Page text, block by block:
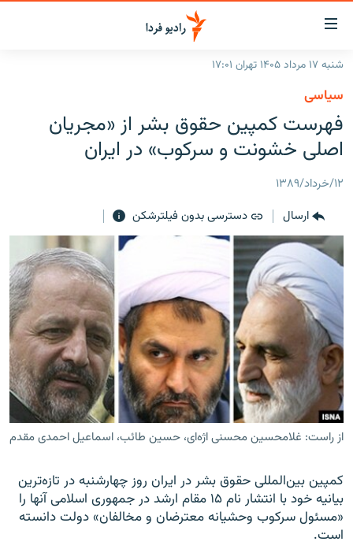
لینک‌های
قابلیت
دسترسی
بازگشت
منوی
اصلی
رفتن
صفحه
جستجو
ایران
جهان
برنامه‌های رادیویی
فرکانس‌ها
پادکست
چندرسانه‌ای
گزارش‌های تصویری
گزارش‌های ویدئویی
زنان فردا
English
به ما بپیوندید
زبان‌های دیگر
شنبه ۱۷ مرداد ۱۴۰۵ تهران ۱۷:۰۱
سیاسی
فهرست کمپین حقوق بشر از «مجریان
اصلی خشونت و سرکوب» در ایران
۱۲/خرداد/۱۳۸۹
ارسال
دسترسی بدون فیلترشکن
از راست: غلامحسین محسنی اژه‌ای، حسین طائب، اسماعیل احمدی مقدم
کمپین بین‌المللی حقوق بشر در ایران روز چهارشنبه در تازه‌ترین
بیانیه خود با انتشار نام ۱۵ مقام ارشد در جمهوری اسلامی آنها را
«مسئول سرکوب وحشیانه معترضان و مخالفان» دولت دانسته
است.